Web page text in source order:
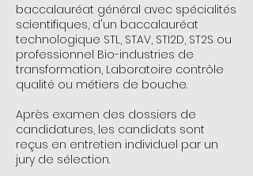
baccalauréat général avec spécialités
scientifiques, d'un baccalauréat
technologique STL, STAV, STI2D, ST2S ou
professionnel Bio-industries de
transformation, Laboratoire contrôle
qualité ou métiers de bouche.
Après examen des dossiers de
candidatures, les candidats sont
reçus en entretien individuel par un
jury de sélection.